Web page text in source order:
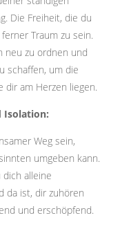
Die Freiheit, die du
Traum zu sein.
neu zu ordnen und
schaffen, um die
dir am Herzen liegen.
Isolation:
Weg sein,
umgeben kann.
alleine
da ist, dir zuhören
und erschöpfend.